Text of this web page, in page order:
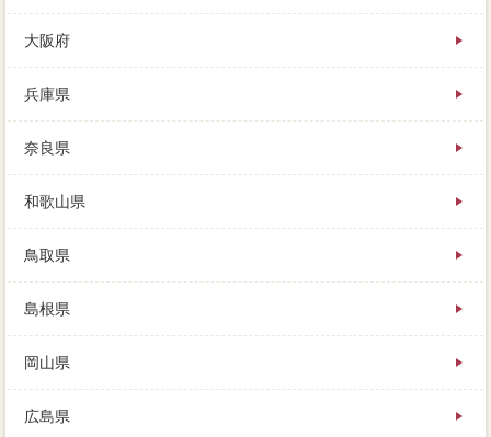
大阪府
兵庫県
奈良県
和歌山県
鳥取県
島根県
岡山県
広島県